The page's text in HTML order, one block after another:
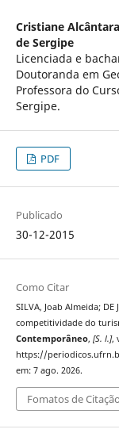
Cristiane
de Sergipe
Licenciada e
Doutoranda em
Professora do
Sergipe.
PDF
Publicado
30-12-2015
Como Citar
SILVA, Joab Almeida; DE
competitividade do
Contemporâneo, [S. l.],
https://
em: 7 ago. 2026.
Fomatos de Citação